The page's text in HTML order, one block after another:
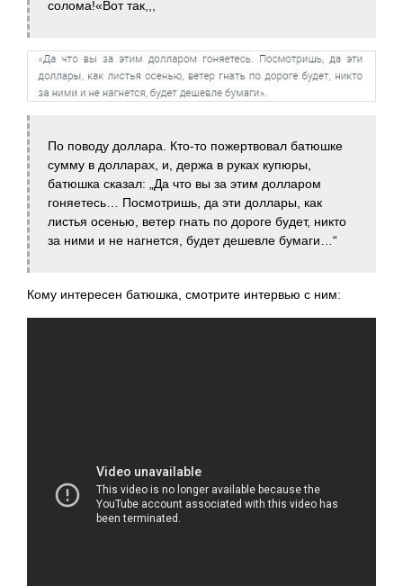
солома!«Вот так,,,
По поводу доллара. Кто-то пожертвовал батюшке
сумму в долларах, и, держа в руках купюры,
батюшка сказал: „Да что вы за этим долларом
гоняетесь… Посмотришь, да эти доллары, как
листья осенью, ветер гнать по дороге будет, никто
за ними и не нагнется, будет дешевле бумаги…“
Кому интересен батюшка, смотрите интервью с ним: